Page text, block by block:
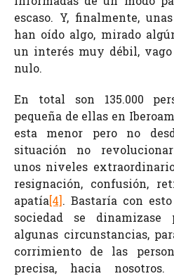
escaso. Y, finalmente,
han oído algo, mirado
un interés muy débil,
nulo.
En total son 135.000
pequeña de ellas en
esta menor pero no
situación no
unos niveles
resignación, confusión,
apatía[4]. Bastaría con
sociedad se
algunas circunstancias,
corrimiento de las
precisa, hacia